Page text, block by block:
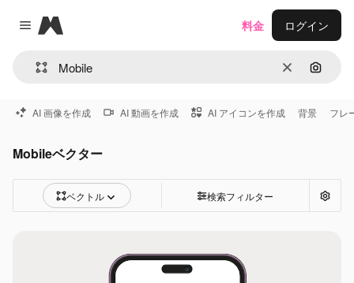
Close menu
Magnific
消去 画像で
料金 ログイン
AI 画像を作成 AI 動画を作成 AI アイコンを作成 背景 フレ
Mobileベクター
ベクトル 検索フィルター